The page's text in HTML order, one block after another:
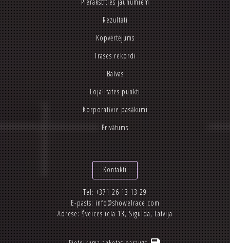
Rezultāti
Kopvērtējums
Trases rekordi
Balvas
Lojalitates punkti
Korporatīvie pasākumi
Privātums
Kontakti
Tel:+371 26 13 13 29
E-pasts:info@showelrace.com
Adrese: Šveices iela 13, Sigulda, Latvija